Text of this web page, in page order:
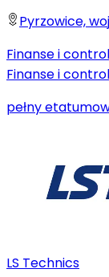
Pyrzowice,
Finanse i
Finanse i
pełny etat
LS Technics